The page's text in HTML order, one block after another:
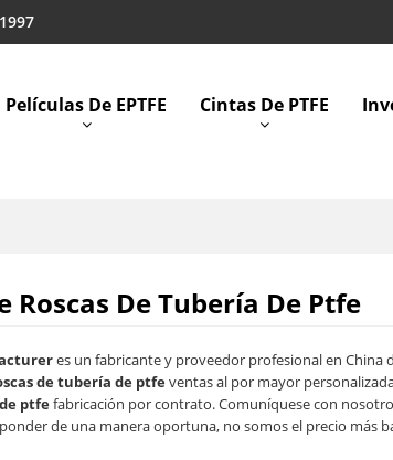
Películas De EPTFE Cintas De PTFE
Roscas De Tubería De Ptfe
es un fabricante y proveedor profesional en China
de tubería de ptfeventas al por mayor
ptfefabricación por contrato. Comuníquese con
de una manera oportuna, no somos el precio más